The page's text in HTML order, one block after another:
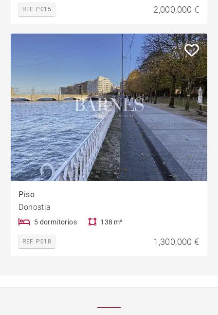
REF. P015 2,000,000 €
Piso
Donostia
5 dormitorios 138 m²
REF. P018 1,300,000 €